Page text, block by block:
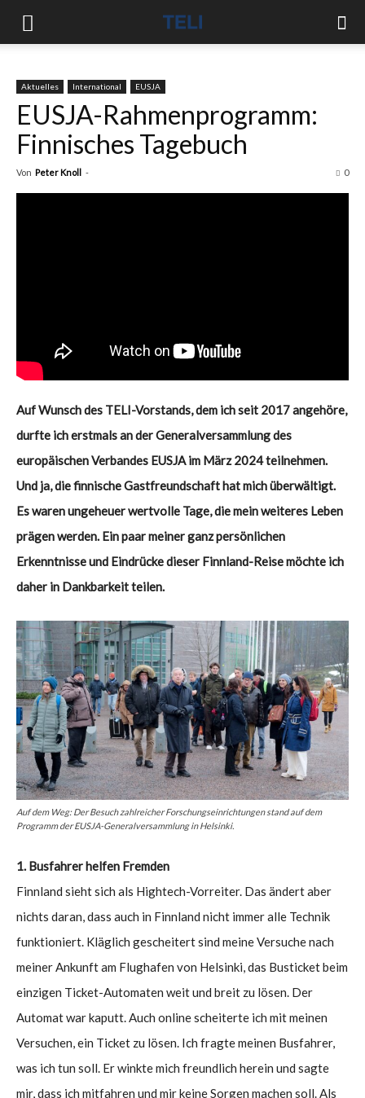
Aktuelles International EUSJA
EUSJA-Rahmenprogramm:
Finnisches Tagebuch
Von Peter Knoll - 0
Auf Wunsch des TELI-Vorstands, dem ich seit 2017 angehöre,
durfte ich erstmals an der Generalversammlung des
europäischen Verbandes EUSJA im März 2024 teilnehmen.
Und ja, die finnische Gastfreundschaft hat mich überwältigt.
Es waren ungeheuer wertvolle Tage, die mein weiteres Leben
prägen werden. Ein paar meiner ganz persönlichen
Erkenntnisse und Eindrücke dieser Finnland-Reise möchte ich
daher in Dankbarkeit teilen.
Auf dem Weg: Der Besuch zahlreicher Forschungseinrichtungen stand auf dem
Programm der EUSJA-Generalversammlung in Helsinki.
1. Busfahrer helfen Fremden
Finnland sieht sich als Hightech-Vorreiter. Das ändert aber
nichts daran, dass auch in Finnland nicht immer alle Technik
funktioniert. Kläglich gescheitert sind meine Versuche nach
meiner Ankunft am Flughafen von Helsinki, das Busticket beim
einzigen Ticket-Automaten weit und breit zu lösen. Der
Automat war kaputt. Auch online scheiterte ich mit meinen
Versuchen, ein Ticket zu lösen. Ich fragte meinen Busfahrer,
was ich tun soll. Er winkte mich freundlich herein und sagte
mir, dass ich mitfahren und mir keine Sorgen machen soll. Als